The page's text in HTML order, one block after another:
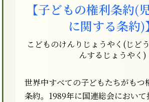
【子どもの権利条約(
に関する条約)】
こどものけんりじょうやく(じど
んするじょうやく)
世界中すべての子どもたちがもつ
条約。1989年に国連総会におい